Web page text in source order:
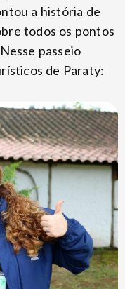
a história de
todos os pontos
passeio
de Paraty: